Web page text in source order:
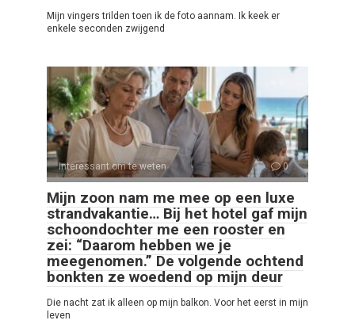
Mijn vingers trilden toen ik de foto aannam. Ik keek er
enkele seconden zwijgend
Interessant om te weten 0
Mijn zoon nam me mee op een luxe
strandvakantie… Bij het hotel gaf mijn
schoondochter me een rooster en
zei: “Daarom hebben we je
meegenomen.” De volgende ochtend
bonkten ze woedend op mijn deur
Die nacht zat ik alleen op mijn balkon. Voor het eerst in mijn
leven